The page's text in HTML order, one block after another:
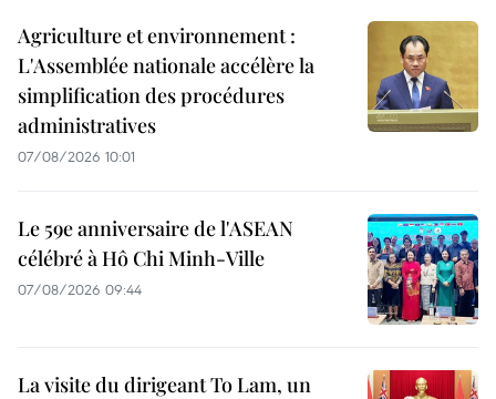
Agriculture et environnement :
L'Assemblée nationale accélère la
simplification des procédures
administratives
07/08/2026 10:01
Le 59e anniversaire de l'ASEAN
célébré à Hô Chi Minh-Ville
07/08/2026 09:44
La visite du dirigeant To Lam, un